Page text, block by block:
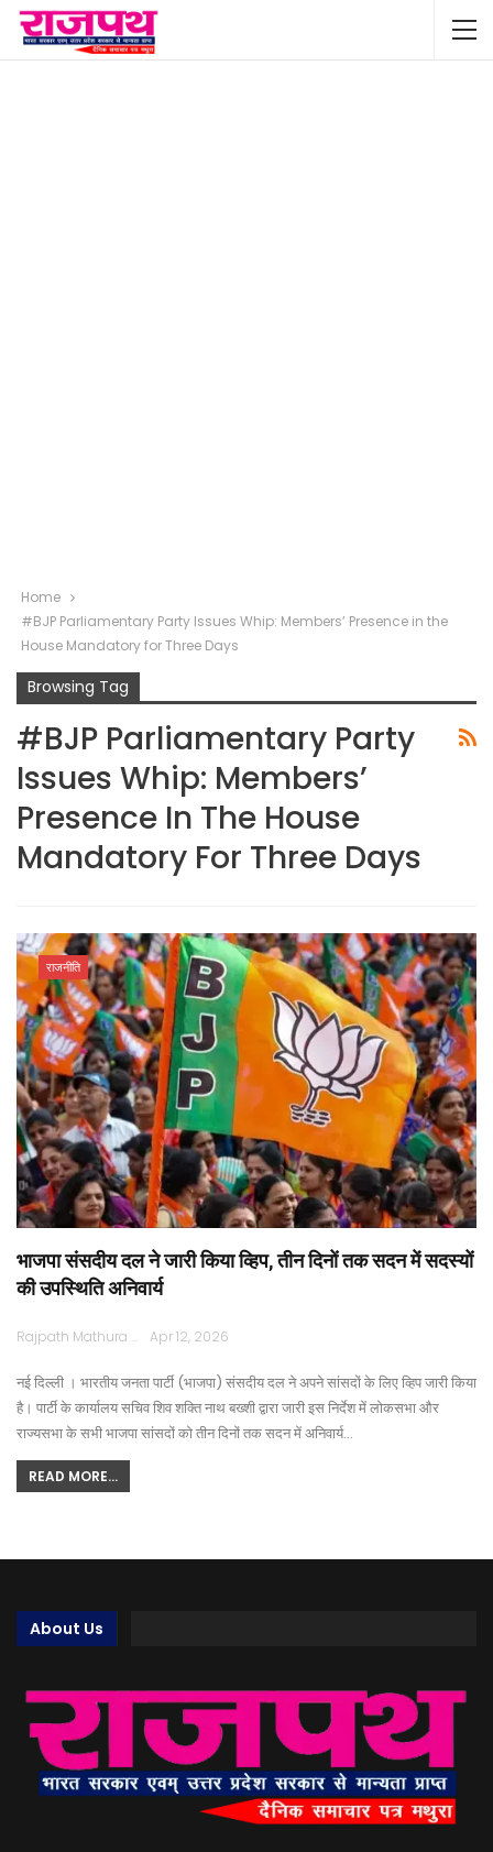
Home
#BJP Parliamentary Party Issues Whip: Members’ Presence in the
House Mandatory for Three Days
Browsing Tag
#BJP Parliamentary Party
Issues Whip: Members’
Presence In The House
Mandatory For Three Days
राजनीति
भाजपा संसदीय दल ने जारी किया व्हिप, तीन दिनों तक सदन में सदस्यों
की उपस्थिति अनिवार्य
Rajpath Mathura Apr 12, 2026
नई दिल्ली । भारतीय जनता पार्टी (भाजपा) संसदीय दल ने अपने सांसदों के लिए व्हिप जारी किया
है। पार्टी के कार्यालय सचिव शिव शक्ति नाथ बख्शी द्वारा जारी इस निर्देश में लोकसभा और
राज्यसभा के सभी भाजपा सांसदों को तीन दिनों तक सदन में अनिवार्य…
READ MORE...
About Us